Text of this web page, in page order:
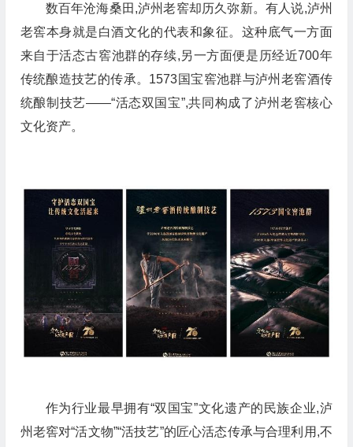
数百年沧海桑田,泸州老窖却历久弥新。有人说,泸州
老窖本身就是白酒文化的代表和象征。这种底气一方面
来自于活态古窖池群的存续,另一方面便是历经近700年
传统酿造技艺的传承。1573国宝窖池群与泸州老窖酒传
统酿制技艺——“活态双国宝”,共同构成了泸州老窖核心
文化资产。
作为行业最早拥有“双国宝”文化遗产的民族企业,泸
州老窖对“活文物”“活技艺”的匠心活态传承与合理利用,不